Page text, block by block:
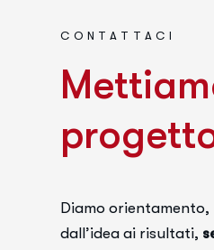
CONTATTACI
Mettiam
progett
Diamo
dall’idea ai risultati,